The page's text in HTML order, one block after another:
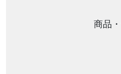
商品